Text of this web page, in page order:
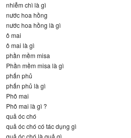
nhiễm chì là gì
nước hoa hồng
nước hoa hồng là gì
ô mai
ô mai là gì
phần mềm misa
Phần mềm misa là gì
phấn phủ
phấn phủ là gì
Phô mai
Phô mai là gì ?
quả óc chó
quả óc chó có tác dụng gì